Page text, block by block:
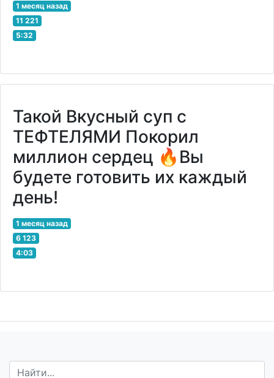
1 месяц назад
11 221
5:32
Такой Вкусный суп с
ТЕФТЕЛЯМИ Покорил
миллион сердец 🔥Вы
будете готовить их каждый
день!
1 месяц назад
6 123
4:03